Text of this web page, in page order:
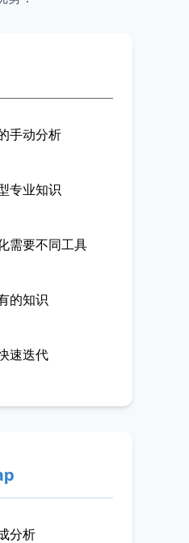
手动分析
专业知识
需要不同工具
的知识
速迭代
分析